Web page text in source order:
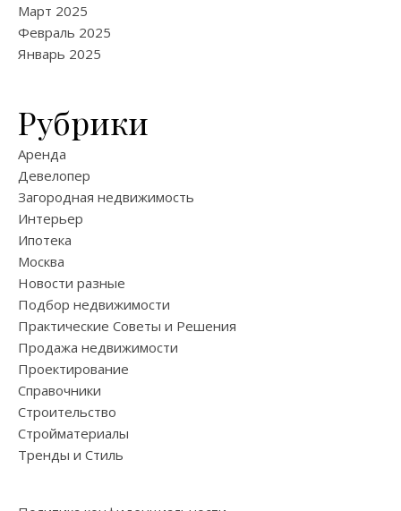
Март 2025
Февраль 2025
Январь 2025
Рубрики
Аренда
Девелопер
Загородная недвижимость
Интерьер
Ипотека
Москва
Новости разные
Подбор недвижимости
Практические Советы и Решения
Продажа недвижимости
Проектирование
Справочники
Строительство
Стройматериалы
Тренды и Стиль